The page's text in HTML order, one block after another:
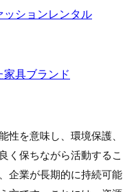
ッションレンタル
家具ブランド
性を意味し、環境保護、
く保ちながら活動するこ
企業が長期的に持続可能